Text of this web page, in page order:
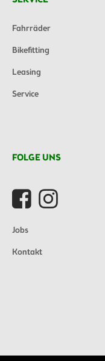
Fahrräder
Bikefitting
Leasing
Service
FOLGE UNS
Jobs
Kontakt